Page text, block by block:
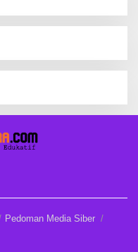
Pedoman Media Siber